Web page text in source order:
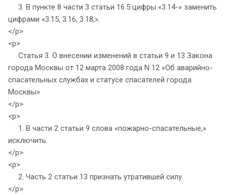
3. В пункте 8 части 3 статьи 16.5 цифры «3.14-» заменить
цифрами «3.15, 3.16, 3.18,».
</p>
<p>
Статья 3. О внесении изменений в статьи 9 и 13 Закона
города Москвы от 12 марта 2008 года N 12 «Об аварийно-
спасательных службах и статусе спасателей города
Москвы»
</p>
<p>
1. В части 2 статьи 9 слова «пожарно-спасательные,»
исключить.
</p>
<p>
2. Часть 2 статьи 13 признать утратившей силу.
</p>